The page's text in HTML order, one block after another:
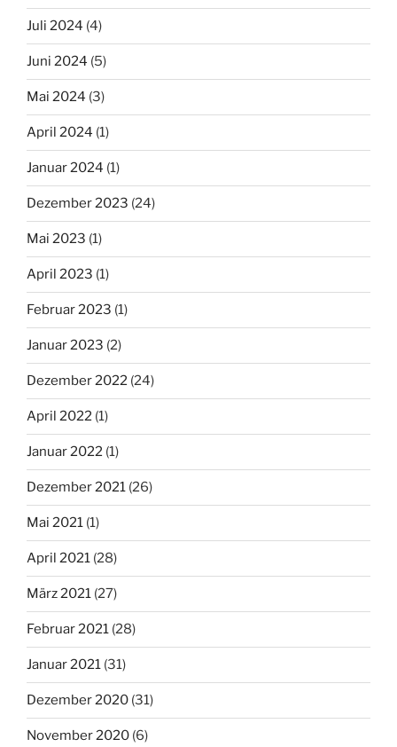
Juli 2024 (4)
Juni 2024 (5)
Mai 2024 (3)
April 2024 (1)
Januar 2024 (1)
Dezember 2023 (24)
Mai 2023 (1)
April 2023 (1)
Februar 2023 (1)
Januar 2023 (2)
Dezember 2022 (24)
April 2022 (1)
Januar 2022 (1)
Dezember 2021 (26)
Mai 2021 (1)
April 2021 (28)
März 2021 (27)
Februar 2021 (28)
Januar 2021 (31)
Dezember 2020 (31)
November 2020 (6)